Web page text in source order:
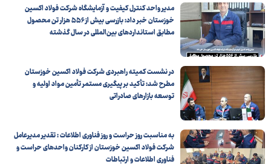
مدیر واحد کنترل کیفیت و آزمایشگاه شرکت فولاد اکسین
خوزستان خبر داد: بازرسی بیش از ۵۵۶ هزار تن محصول
مطابق استانداردهای بین‌المللی در سال گذشته
در نشست کمیته راهبردی شرکت فولاد اکسین خوزستان
مطرح شد: تأکید بر پیگیری مستمر تأمین مواد اولیه و
توسعه بازارهای صادراتی
به مناسبت روز حراست و روز فناوری اطلاعات : تقدیر مدیرعامل
شرکت فولاد اکسین خوزستان از کارکنان واحدهای حراست و
فناوری اطلاعات و ارتباطات